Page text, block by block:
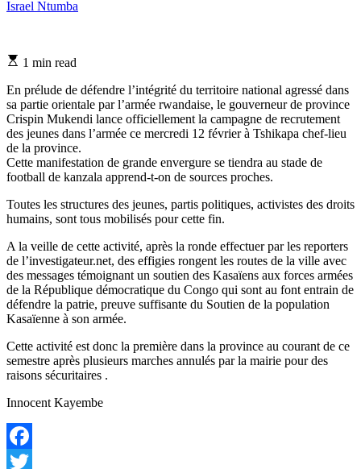
Israel Ntumba
Estimated
time
1 min read
En prélude de défendre l’intégrité du territoire national agressé dans
sa partie orientale par l’armée rwandaise, le gouverneur de province
Crispin Mukendi lance officiellement la campagne de recrutement
des jeunes dans l’armée ce mercredi 12 février à Tshikapa chef-lieu
de la province.
Cette manifestation de grande envergure se tiendra au stade de
football de kanzala apprend-t-on de sources proches.
Toutes les structures des jeunes, partis politiques, activistes des droits
humains, sont tous mobilisés pour cette fin.
A la veille de cette activité, après la ronde effectuer par les reporters
de l’investigateur.net, des effigies rongent les routes de la ville avec
des messages témoignant un soutien des Kasaïens aux forces armées
de la République démocratique du Congo qui sont au font entrain de
défendre la patrie, preuve suffisante du Soutien de la population
Kasaïenne à son armée.
Cette activité est donc la première dans la province au courant de ce
semestre après plusieurs marches annulés par la mairie pour des
raisons sécuritaires .
Innocent Kayembe
Facebook